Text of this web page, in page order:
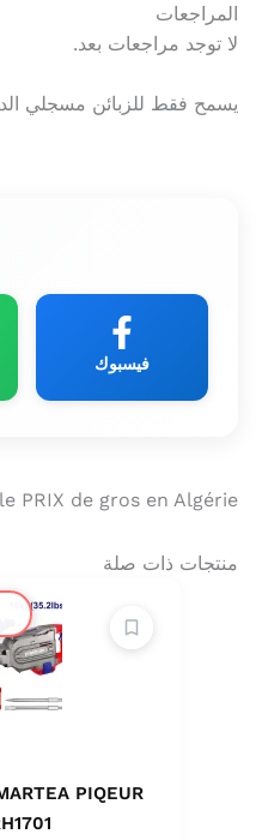
المراجعات
لا توجد مراجعات بعد.
يسمح فقط للزبائن مسجلي
فيسبوك
PRIX de gros en Algérie.
منتجات ذات صلة
PIQEUR